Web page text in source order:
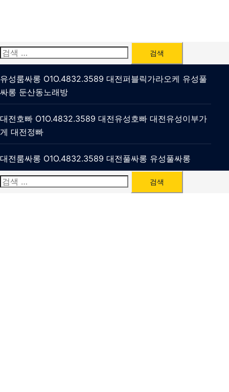
검
색:
유성룸싸롱 O1O.4832.3589 대전퍼블릭가라오케 유성풀
싸롱 둔산동노래방
대전호빠 O1O.4832.3589 대전유성호빠 대전유성이부가
게 대전정빠
대전룸싸롱 O1O.4832.3589 대전풀싸롱 유성풀싸롱
검